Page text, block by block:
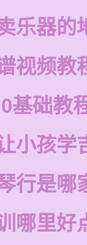
乐器的
视频教
基础教
小孩学
行是哪
哪里好